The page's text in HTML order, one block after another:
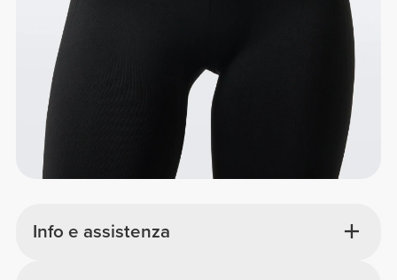
Info e assistenza